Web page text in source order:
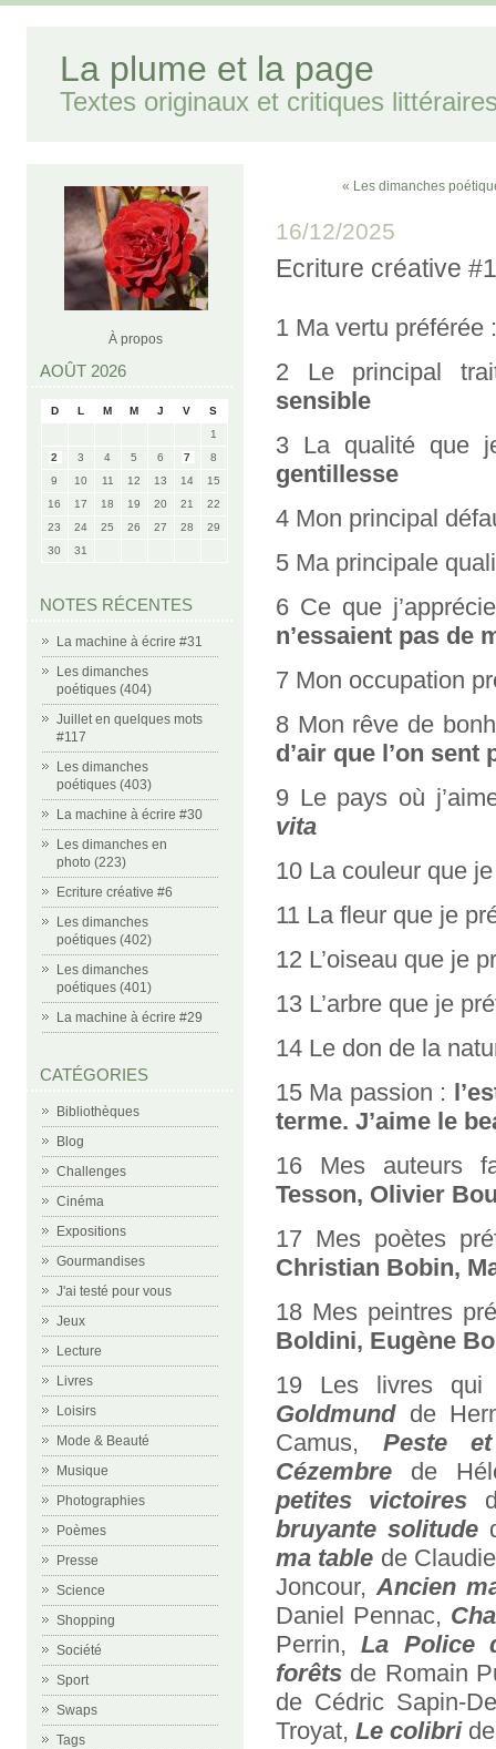
La plume et la page
Textes originaux et critiques
À propos
AOÛT 2026
D L M M J V
S
1
2
3 4 5 6 7
8
9
10 11 12 13 14
15
16
17 18 19 20 21
22
23
24 25 26 27 28
29
30
31
NOTES RÉCENTES
La machine à écrire #31
Les dimanches
poétiques (404)
Juillet en quelques mots
#117
Les dimanches
poétiques (403)
La machine à écrire #30
Les dimanches en
photo (223)
Ecriture créative #6
Les dimanches
poétiques (402)
Les dimanches
poétiques (401)
La machine à écrire #29
CATÉGORIES
Bibliothèques
Blog
Challenges
Cinéma
Expositions
Gourmandises
J'ai testé pour vous
Jeux
Lecture
Livres
Loisirs
Mode & Beauté
Musique
Photographies
Poèmes
Presse
Science
Shopping
Société
Sport
Swaps
Tags
« Les dimanches
16/12/2025
Ecriture créative #1
1 Ma vertu préférée
2 Le principal
sensible
3 La qualité que
gentillesse
4 Mon principal
5 Ma principale
6 Ce que
n’essaient pas de
7 Mon occupation
8 Mon rêve de
d’air que l’on
9 Le pays où
vita
10 La couleur que
11 La fleur que je
12 L’oiseau que je
13 L’arbre que je
14 Le don de la
15 Ma passion :
terme. J’aime le
16 Mes auteurs
Tesson, Olivier
17 Mes poètes
Christian Bobin,
18 Mes peintres
Boldini, Eugène
19 Les livres
Goldmundde
Camus, Peste
Cézembre de
petites victoires
bruyante solitude
ma table de
Joncour,Ancien
Daniel Pennac,
Perrin,La Police
forêts de Romain
de Cédric Sapin-
Troyat, Le colibride